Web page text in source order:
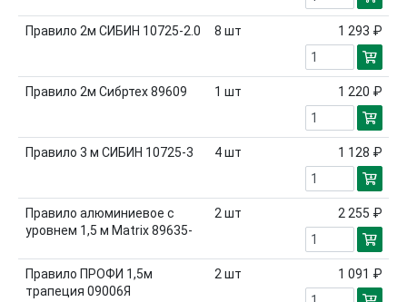
Правило 2м СИБИН 10725-2.0 8 шт 1 293 ₽
Правило 2м Сибртех 89609 1 шт 1 220 ₽
Правило 3 м СИБИН 10725-3 4шт 1 128 ₽
Правило алюминиевое с
уровнем 1,5 м Matrix 89635-
2шт 2 255 ₽
Правило ПРОФИ 1,5м
трапеция 09006Я
2шт 1 091 ₽